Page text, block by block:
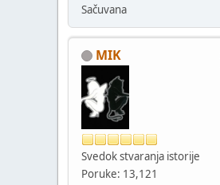
Sačuvana
MIK
Svedok stvaranja istorije
Poruke: 13,121